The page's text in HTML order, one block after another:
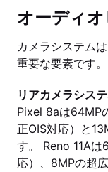
オーディ
カメラシステム
重要な要素です。
リアカメラシス
Pixel 8aは64MP
正OIS対応）と
す。 Reno 11A
応）、8MPの超